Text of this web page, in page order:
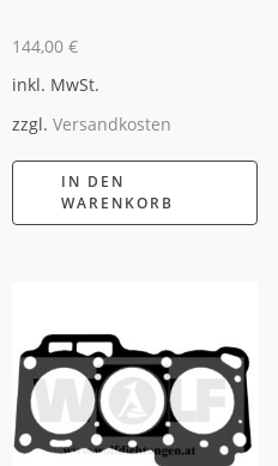
144,00 €
inkl. MwSt.
zzgl. Versandkosten
IN DEN
WARENKORB